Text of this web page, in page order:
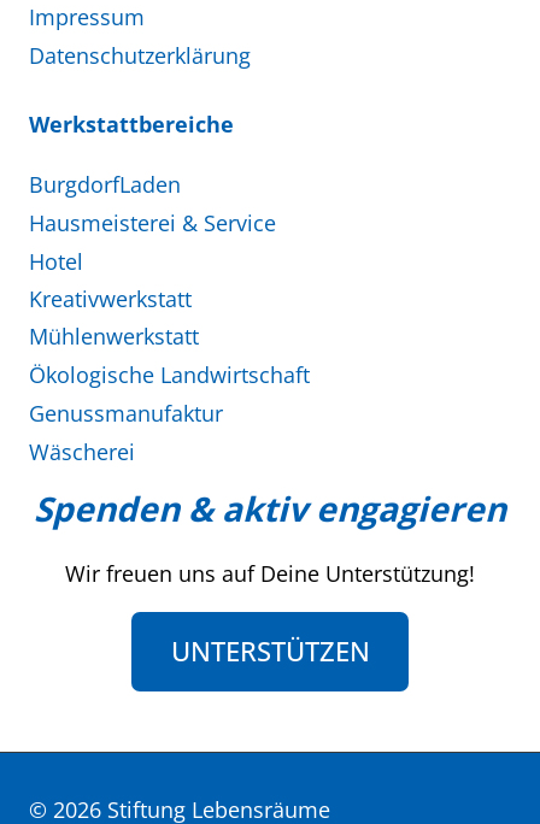
Impressum
Datenschutzerklärung
Werkstattbereiche
BurgdorfLaden
Hausmeisterei & Service
Hotel
Kreativwerkstatt
Mühlenwerkstatt
Ökologische Landwirtschaft
Genussmanufaktur
Wäscherei
Spenden & aktiv engagieren
Wir freuen uns auf Deine Unterstützung!
UNTERSTÜTZEN
© 2026 Stiftung Lebensräume